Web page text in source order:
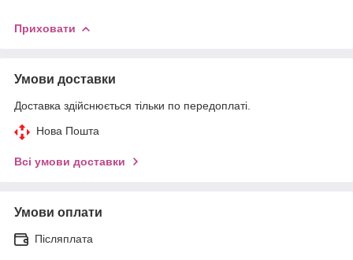
Приховати
Умови доставки
Доставка здійснюється тільки по передоплаті.
Нова Пошта
Всі умови доставки
Умови оплати
Післяплата